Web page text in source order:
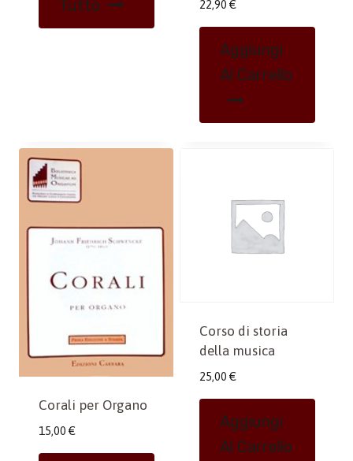
Tutto 22,90 €
Aggiungi
Al Carrello
Corali per Organo
15,00 €
Corso di storia
della musica
25,00 €
Aggiungi
Al Carrello